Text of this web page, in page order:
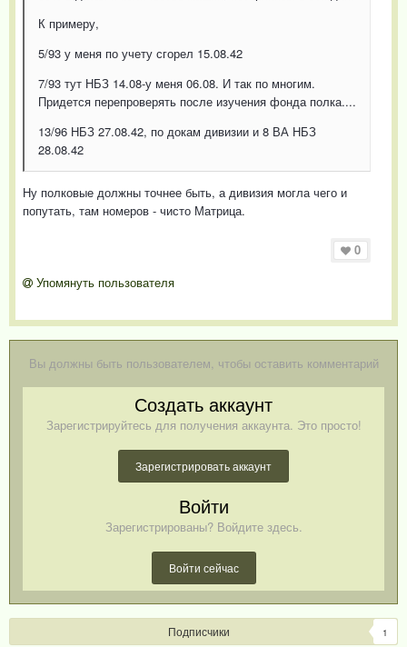
К примеру,
5/93 у меня по учету сгорел 15.08.42
7/93 тут НБЗ 14.08-у меня 06.08. И так по многим.
Придется перепроверять после изучения фонда полка....
13/96 НБЗ 27.08.42, по докам дивизии и 8 ВА НБЗ
28.08.42
Ну полковые должны точнее быть, а дивизия могла чего и
попутать, там номеров - чисто Матрица.
0
Упомянуть пользователя
Вы должны быть пользователем, чтобы оставить комментарий
Создать аккаунт
Зарегистрируйтесь для получения аккаунта. Это просто!
Зарегистрировать аккаунт
Войти
Зарегистрированы? Войдите здесь.
Войти сейчас
Подписчики 1